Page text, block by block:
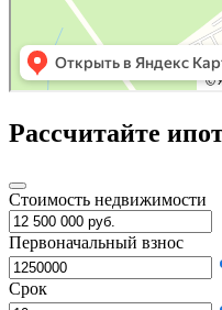
Рассчитайте
Стоимость недвижимости
Первоначальный взнос
Срок